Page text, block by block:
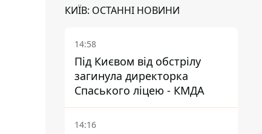
КИЇВ: ОСТАННІ НОВИНИ
14:58
Під Києвом від обстрілу
загинула директорка
Спаського ліцею - КМДА
14:16